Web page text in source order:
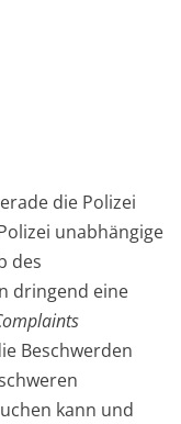
die Polizei
unabhängige
des
dringend eine
Beschwerden
kann und